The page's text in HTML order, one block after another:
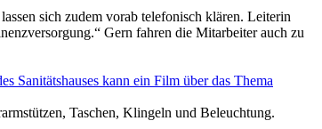
sich zudem vorab telefonisch klären. Leiterin
Gern fahren die Mitarbeiter auch zu
Sanitätshauses kann ein Film über das Thema
Taschen, Klingeln und Beleuchtung.